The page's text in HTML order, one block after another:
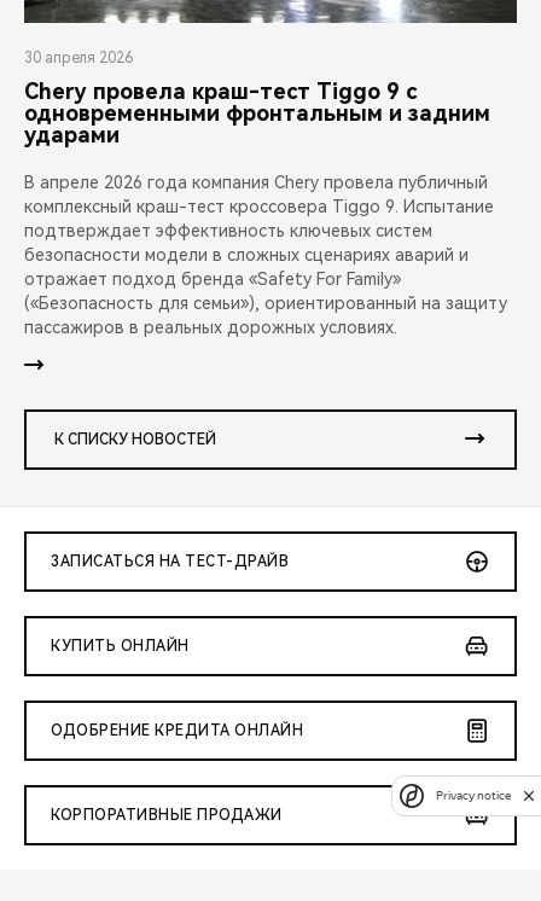
30 апреля 2026
Chery провела краш-тест Tiggo 9 с
одновременными фронтальным и задним
ударами
В апреле 2026 года компания Chery провела публичный
комплексный краш-тест кроссовера Tiggo 9. Испытание
подтверждает эффективность ключевых систем
безопасности модели в сложных сценариях аварий и
отражает подход бренда «Safety For Family»
(«Безопасность для семьи»), ориентированный на защиту
пассажиров в реальных дорожных условиях.
К СПИСКУ НОВОСТЕЙ
ЗАПИСАТЬСЯ НА ТЕСТ-ДРАЙВ
КУПИТЬ ОНЛАЙН
ОДОБРЕНИЕ КРЕДИТА ОНЛАЙН
КОРПОРАТИВНЫЕ ПРОДАЖИ
Privacy notice